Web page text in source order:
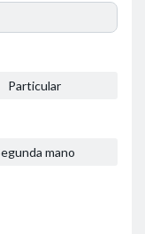
Particular
mano